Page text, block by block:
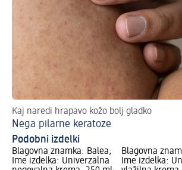
Kaj naredi hrapavo kožo bolj gladko
Nega pilarne keratoze
Podobni izdelki
Blagovna znamka: Balea;
Ime izdelka: Univerzalna
Blagovna
Ime izdelka: